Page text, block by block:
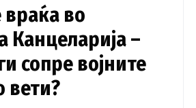
враќа во
Канцеларија –
сопре војните
вети?